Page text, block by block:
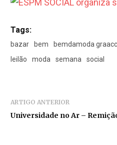
Tags:
bazar bem bemdamoda graacc
leilão
moda semana social
ARTIGO ANTERIOR
Universidade no Ar –